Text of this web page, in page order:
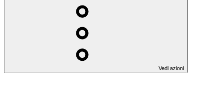
Vedi azioni